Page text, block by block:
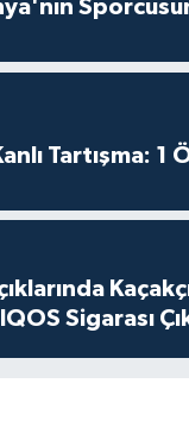
Tartışma: 1
Sigarası